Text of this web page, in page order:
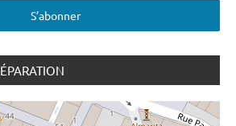
S’abonner